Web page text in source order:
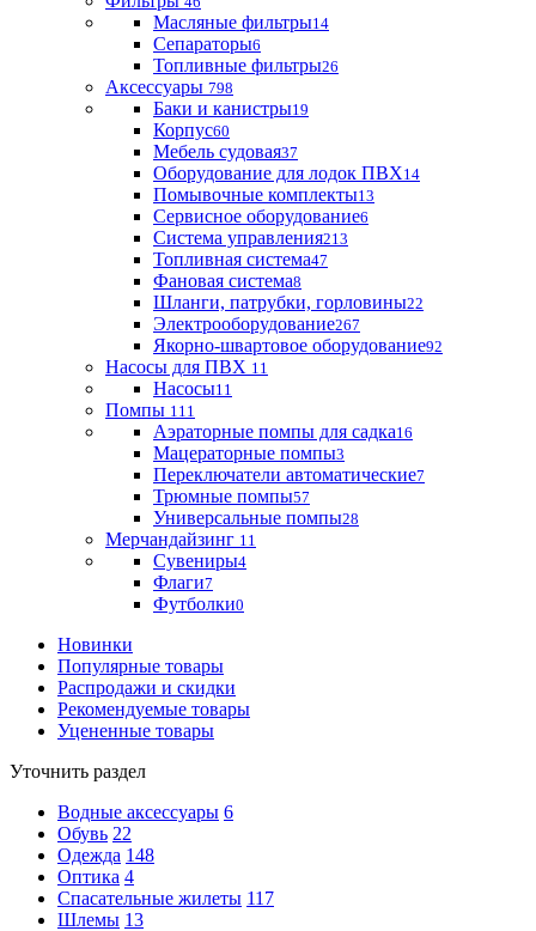
Масляные фильтры14
Сепараторы6
Топливные фильтры26
Аксессуары 798
Баки и канистры19
Корпус60
Мебель судовая37
Оборудование для лодок ПВХ14
Помывочные комплекты13
Сервисное оборудование6
Система управления213
Топливная система47
Фановая система8
Шланги, патрубки, горловины22
Электрооборудование267
Якорно-швартовое оборудование92
Насосы для ПВХ 11
Насосы11
Помпы 111
Аэраторные помпы для садка16
Мацераторные помпы3
Переключатели автоматические7
Трюмные помпы57
Универсальные помпы28
Мерчандайзинг 11
Сувениры4
Флаги7
Футболки0
Новинки
Популярные товары
Распродажи и скидки
Рекомендуемые товары
Уцененные товары
Уточнить раздел
Водные аксессуары 6
Обувь 22
Одежда 148
Оптика 4
Спасательные жилеты 117
Шлемы 13